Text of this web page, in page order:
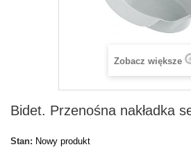
Zobacz większe
Bidet. Przenośna nakładka
Stan: Nowy produkt